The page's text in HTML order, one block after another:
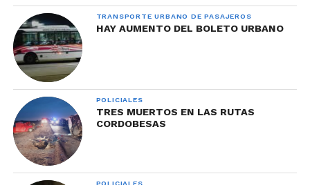
TRANSPORTE URBANO DE PASAJEROS
HAY AUMENTO DEL BOLETO URBANO
POLICIALES
TRES MUERTOS EN LAS RUTAS
CORDOBESAS